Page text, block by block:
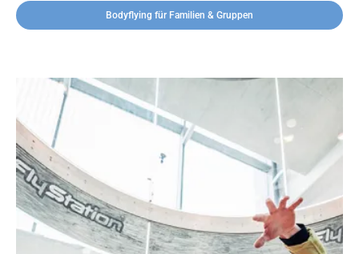
Bodyflying für Familien & Gruppen